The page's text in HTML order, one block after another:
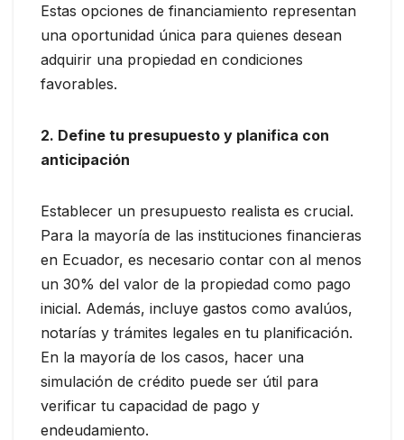
Estas opciones de financiamiento representan
una oportunidad única para quienes desean
adquirir una propiedad en condiciones
favorables.
2. Define tu presupuesto y planifica con
anticipación
Establecer un presupuesto realista es crucial.
Para la mayoría de las instituciones financieras
en Ecuador, es necesario contar con al menos
un 30% del valor de la propiedad como pago
inicial. Además, incluye gastos como avalúos,
notarías y trámites legales en tu planificación.
En la mayoría de los casos, hacer una
simulación de crédito puede ser útil para
verificar tu capacidad de pago y
endeudamiento.